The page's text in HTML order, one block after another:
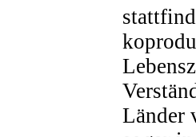
Länder